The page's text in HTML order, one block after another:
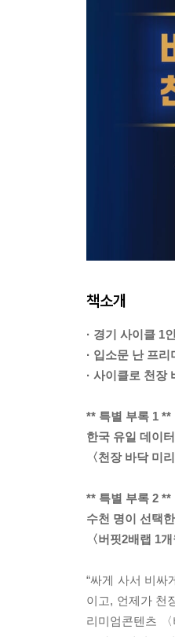
책소개
· 경기 사이클 1
· 입소문 난 프
· 사이클로 천장
** 특별 부록 1 **
한국 유일 데이
〈천장 바닥 미
** 특별 부록 2 **
수천 명이 선택
〈버핏2배랩 1
“싸게 사서 비싸
이고, 언제가 천
리미엄콘텐츠